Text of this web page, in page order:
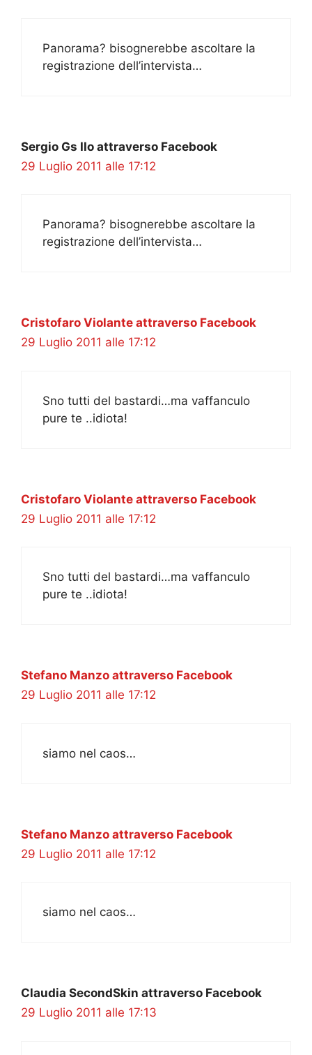
Panorama? bisognerebbe ascoltare la
registrazione dell’intervista…
Sergio Gs IIo attraverso Facebook
29 Luglio 2011 alle 17:12
Panorama? bisognerebbe ascoltare la
registrazione dell’intervista…
Cristofaro Violante attraverso Facebook
29 Luglio 2011 alle 17:12
Sno tutti del bastardi…ma vaffanculo
pure te ..idiota!
Cristofaro Violante attraverso Facebook
29 Luglio 2011 alle 17:12
Sno tutti del bastardi…ma vaffanculo
pure te ..idiota!
Stefano Manzo attraverso Facebook
29 Luglio 2011 alle 17:12
siamo nel caos…
Stefano Manzo attraverso Facebook
29 Luglio 2011 alle 17:12
siamo nel caos…
Claudia SecondSkin attraverso Facebook
29 Luglio 2011 alle 17:13